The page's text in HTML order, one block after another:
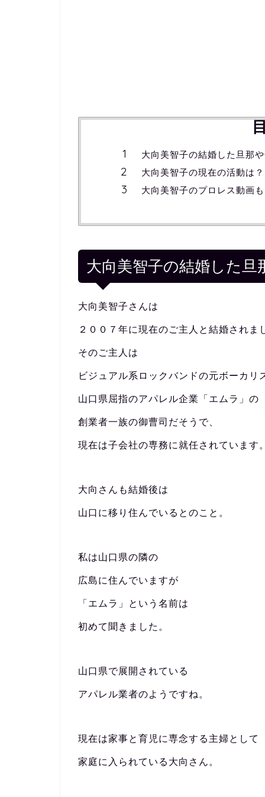
大向美智子の結婚した旦那
大向美智子の現在の活動は？
大向美智子のプロレス動画
大向美智子の結婚した旦
大向美智子さんは
２００７年に現在のご主人と結婚されま
そのご主人は
ビジュアル系ロックバンドの元ボーカリ
山口県屈指のアパレル企業「エムラ」の
創業者一族の御曹司だそうで、
現在は子会社の専務に就任されています
大向さんも結婚後は
山口に移り住んでいるとのこと。
私は山口県の隣の
広島に住んでいますが
「エムラ」という名前は
初めて聞きました。
山口県で展開されている
アパレル業者のようですね。
現在は家事と育児に専念する主婦として
家庭に入られている大向さん。